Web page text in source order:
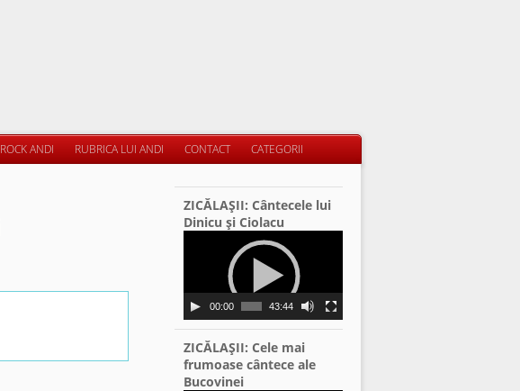
ROCK ANDI RUBRICA LUI ANDI CONTACT CATEGORII
ZICĂLAŞII: Cântecele lui
Dinicu şi Ciolacu
00:00 43:44
ZICĂLAŞII: Cele mai
frumoase cântece ale
Bucovinei